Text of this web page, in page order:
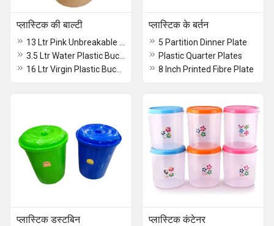
प्लास्टिक की बाल्टी प्लास्टिक के बर्तन
5 Partition Dinner Plate
Plastic Quarter Plates
8 Inch Printed Fibre Plate
प्लास्टिक डस्टबिन प्लास्टिक कंटेनर